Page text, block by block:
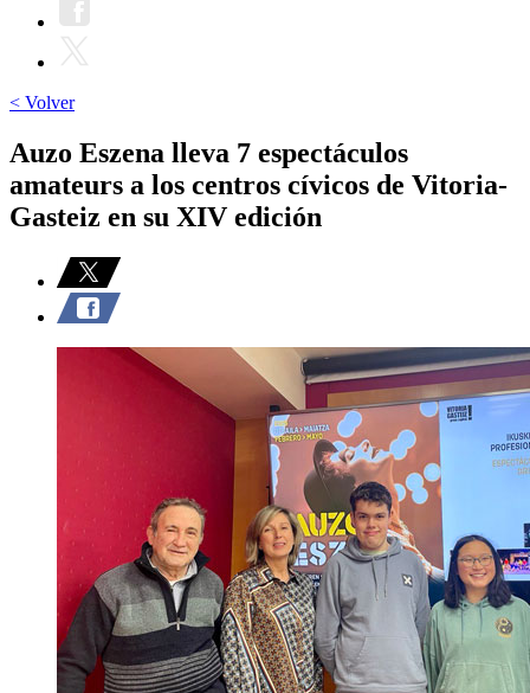
< Volver
Auzo Eszena lleva 7 espectáculos
amateurs a los centros cívicos de Vitoria-
Gasteiz en su XIV edición